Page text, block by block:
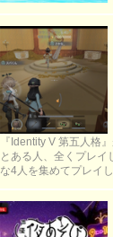
『Identity V 第五人格
とある人、全くプレイ
な4人を集めてプレイ